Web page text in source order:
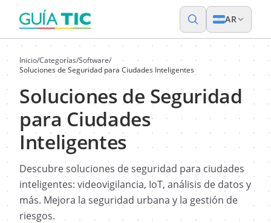
AR
Inicio/Categorías/Software/
Soluciones de Seguridad para Ciudades Inteligentes
Soluciones de Seguridad
para Ciudades
Inteligentes
Descubre soluciones de seguridad para ciudades
inteligentes: videovigilancia, IoT, análisis de datos y
más. Mejora la seguridad urbana y la gestión de
riesgos.